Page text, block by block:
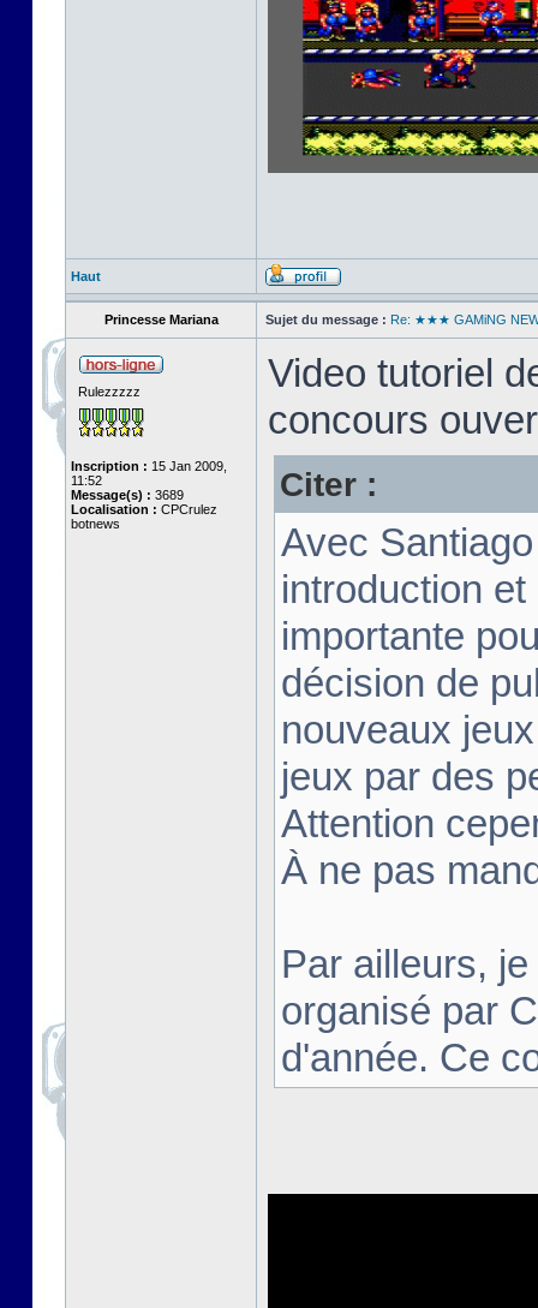
Haut
Princesse Mariana Sujet du message : Re: ★★★ GAMiNG
Rulezzzzz
Inscription : 15 Jan 2009,
11:52
Message(s) : 3689
Localisation : CPCrulez
botnews
Video tutoriel
concours
Citer :
Avec
introduction
importante
décision de
nouveaux
jeux par des
Attention
À ne pas
Par ailleurs,
organisé par
d'année. Ce